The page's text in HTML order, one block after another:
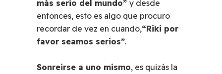
más serio del mundo” y desde
entonces, esto es algo que procuro
recordar de vez en cuando,“Riki por
favor seamos serios”.
Sonreirse a uno mismo, es quizás la